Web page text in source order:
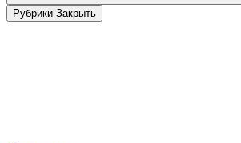
Рубрики Закрыть